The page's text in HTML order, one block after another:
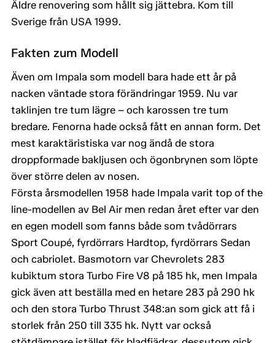
Äldre renovering som hållt sig jättebra. Kom till
Sverige från USA 1999.
Fakten zum Modell
Även om Impala som modell bara hade ett år på
nacken väntade stora förändringar 1959. Nu var
taklinjen tre tum lägre – och karossen tre tum
bredare. Fenorna hade också fått en annan form. Det
mest karaktäristiska var nog ändå de stora
droppformade bakljusen och ögonbrynen som löpte
över större delen av nosen.
Första årsmodellen 1958 hade Impala varit top of the
line-modellen av Bel Air men redan året efter var den
en egen modell som fanns både som tvådörrars
Sport Coupé, fyrdörrars Hardtop, fyrdörrars Sedan
och cabriolet. Basmotorn var Chevrolets 283
kubiktum stora Turbo Fire V8 på 185 hk, men Impala
gick även att beställa med en hetare 283 på 290 hk
och den stora Turbo Thrust 348:an som gick att få i
storlek från 250 till 335 hk. Nytt var också